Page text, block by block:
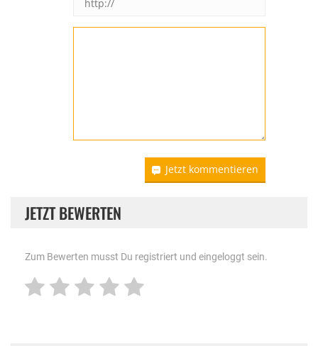
Jetzt kommentieren
JETZT BEWERTEN
Zum Bewerten musst Du registriert und eingeloggt sein.